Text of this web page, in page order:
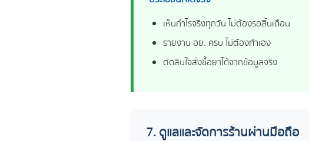
เห็นกำไรจริงทุกวัน ไม่ต้องรอสิ้นเดือน
รายงาน อย. ครบ ไม่ต้องทำเอง
ตัดสินใจสั่งซื้อยาได้จากข้อมูลจริง
7. ดูแลและจัดการร้านผ่านมือถือ